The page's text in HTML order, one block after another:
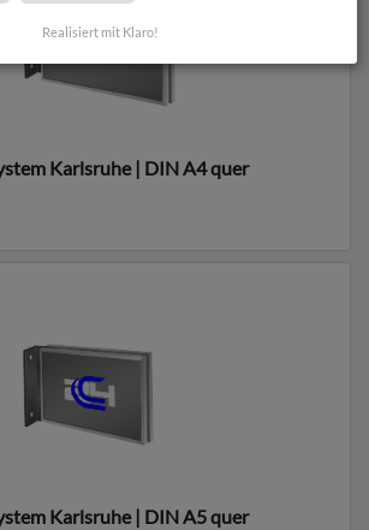
Karlsruhe | DIN A4 quer
Karlsruhe | DIN A5 quer
Realisiert mit Klaro!